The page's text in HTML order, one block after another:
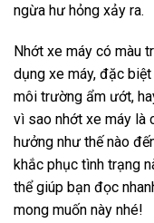
ngừa hư hỏng xảy ra.
Nhớt xe máy có màu
dụng xe máy, đặc
môi trường ẩm ướt,
vì sao nhớt xe máy là
hưởng như thế nào
khắc phục tình trạng
thể giúp bạn đọc
mong muốn này nhé!